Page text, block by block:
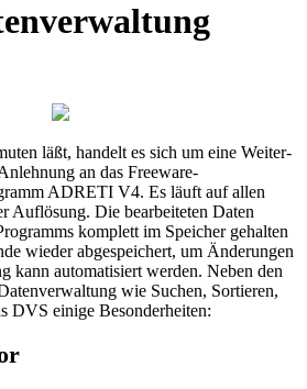
läßt, handelt es sich um eine Weiter-
an das Freeware-
ADRETI V4. Es läuft auf allen
Auflösung. Die bearbeiteten Daten
komplett im Speicher gehalten
wieder abgespeichert, um Änderungen
kann automatisiert werden. Neben den
wie Suchen, Sortieren,
DVS einige Besonderheiten: